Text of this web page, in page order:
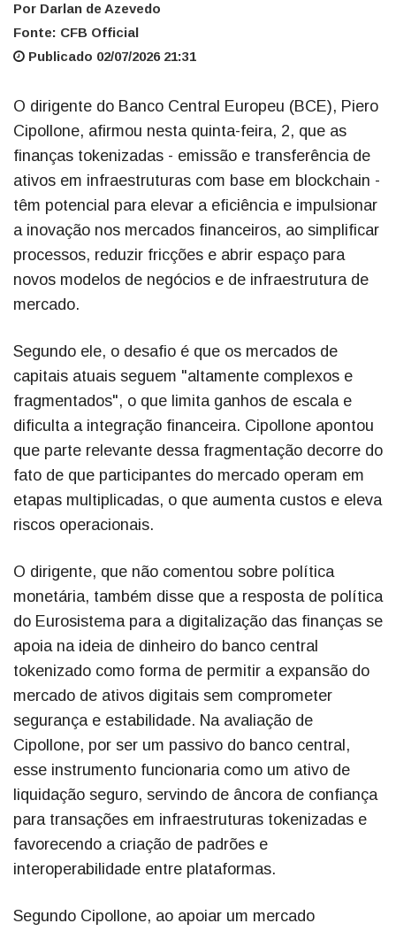
Por Darlan de Azevedo
Fonte: CFB Official
Publicado 02/07/2026 21:31
O dirigente do Banco Central Europeu (BCE), Piero
Cipollone, afirmou nesta quinta-feira, 2, que as
finanças tokenizadas - emissão e transferência de
ativos em infraestruturas com base em blockchain -
têm potencial para elevar a eficiência e impulsionar
a inovação nos mercados financeiros, ao simplificar
processos, reduzir fricções e abrir espaço para
novos modelos de negócios e de infraestrutura de
mercado.
Segundo ele, o desafio é que os mercados de
capitais atuais seguem "altamente complexos e
fragmentados", o que limita ganhos de escala e
dificulta a integração financeira. Cipollone apontou
que parte relevante dessa fragmentação decorre do
fato de que participantes do mercado operam em
etapas multiplicadas, o que aumenta custos e eleva
riscos operacionais.
O dirigente, que não comentou sobre política
monetária, também disse que a resposta de política
do Eurosistema para a digitalização das finanças se
apoia na ideia de dinheiro do banco central
tokenizado como forma de permitir a expansão do
mercado de ativos digitais sem comprometer
segurança e estabilidade. Na avaliação de
Cipollone, por ser um passivo do banco central,
esse instrumento funcionaria como um ativo de
liquidação seguro, servindo de âncora de confiança
para transações em infraestruturas tokenizadas e
favorecendo a criação de padrões e
interoperabilidade entre plataformas.
Segundo Cipollone, ao apoiar um mercado